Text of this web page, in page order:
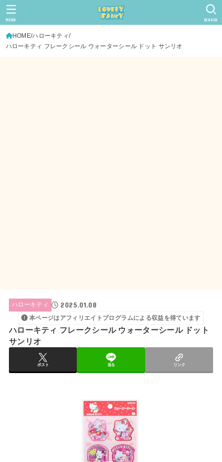
SEARCH
MENU
HOME ハローキティ
ハローキティ フレークシール ウォーターシール ドット サンリオ
ハローキティ 2025.01.08
本ページはアフィリエイトプログラムによる収益を得ています
ハローキティ フレークシール ウォーターシール ドット
サンリオ
ポスト 送る リンク